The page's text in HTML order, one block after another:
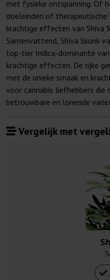
met fysieke ontspanning. Of
doeleinden of
krachtige effecten van Shiva
Samenvattend, Shiva Skunk
top-tier Indica-dominante
krachtige effecten. De rijke
met de unieke smaak en
voor cannabis liefhebbers die
betrouwbare en lonende
Vergelijk met